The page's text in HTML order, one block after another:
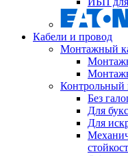
Кабели и провод
Монтажный
Контрольный
Без
Для
Для